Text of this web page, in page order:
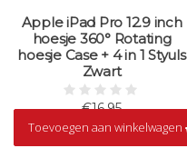
Apple iPad Pro 12.9 inch
hoesje 360° Rotating
hoesje Case + 4 in 1 Styuls
Zwart
€16,95
Op voorraad
Toevoegen aan winkelwagen